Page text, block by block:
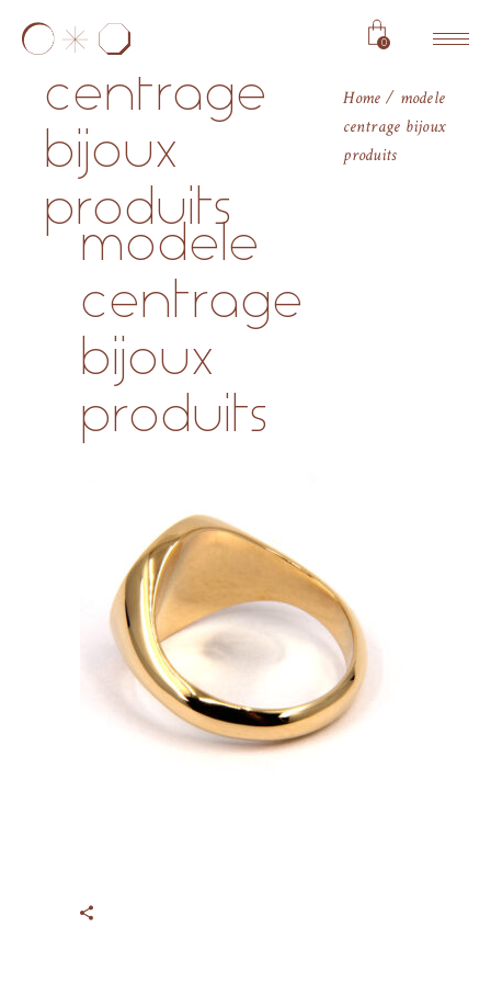
0
modele
centrage
bijoux
produits
Home
modele
centrage bijoux
produits
modele
centrage
bijoux
produits